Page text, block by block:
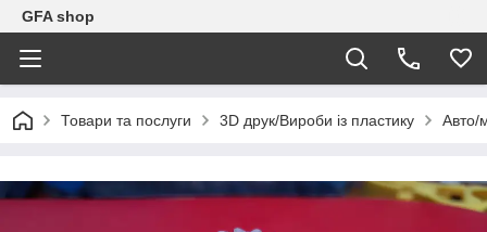
GFA shop
Товари та послуги 3D друк/Вироби із пластику Авто/